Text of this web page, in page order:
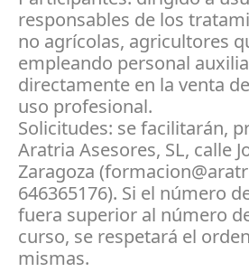
responsables de los
no agrícolas, agricultores
empleando personal
directamente en la venta
uso profesional.
Solicitudes: se facilitarán,
Aratria Asesores, SL, calle
Zaragoza
646365176). Si el número
fuera superior al número
curso, se respetará el
mismas.